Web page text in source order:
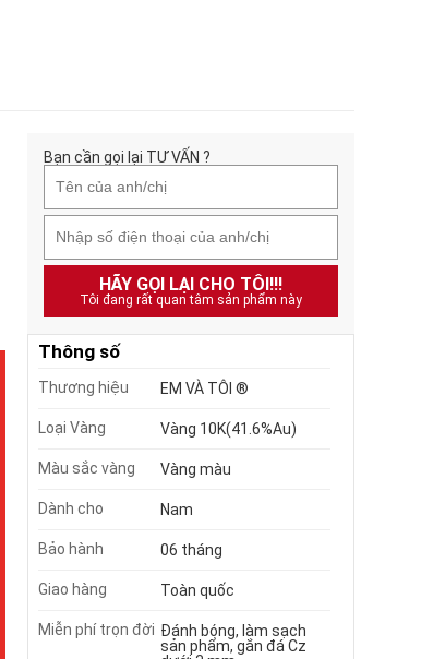
Bạn cần gọi lại TƯ VẤN ?
HÃY GỌI LẠI CHO TÔI!!!
Tôi đang rất quan tâm sản phẩm này
Thông số
Thương hiệu EM VÀ TÔI ®
Loại Vàng Vàng 10K(41.6%Au)
Màu sắc vàng Vàng màu
Dành cho Nam
Bảo hành 06 tháng
Giao hàng Toàn quốc
Miễn phí trọn đời Đánh bóng, làm sạch
sản phẩm, gắn đá Cz